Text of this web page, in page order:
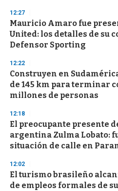
s
12:27
Mauricio Amaro fue
United: los detalles de su
Defensor Sporting
12:22
Construyen en
de 145 km para terminar
millones de personas
12:18
El preocupante presente
argentina Zulma Lobato:
situación de calle en
12:02
El turismo brasileño
de empleos formales de